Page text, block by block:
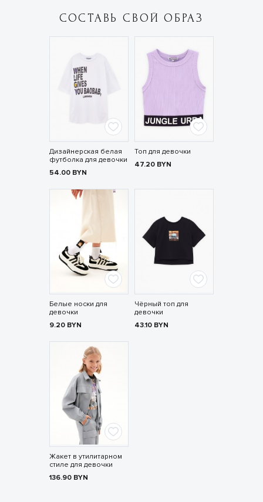
СОСТАВЬ СВОЙ ОБРАЗ
Дизайнерская белая
футболка для девочки
54.00 BYN
Топ для девочки
47.20 BYN
Белые носки для
девочки
9.20 BYN
Чёрный топ для
девочки
43.10 BYN
Жакет в утилитарном
стиле для девочки
136.90 BYN